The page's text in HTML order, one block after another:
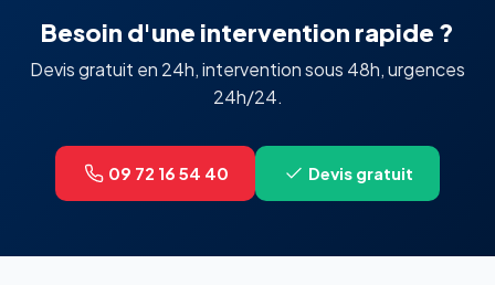
Besoin d'une intervention rapide ?
Devis gratuit en 24h, intervention sous 48h, urgences
24h/24.
09 72 16 54 40 Devis gratuit